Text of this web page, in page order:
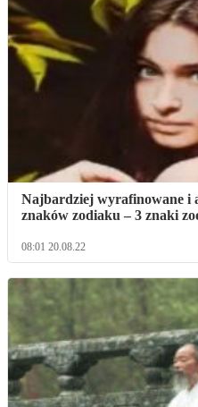
Najbardziej wyrafinowane i
znaków zodiaku – 3 znaki
08:01 20.08.22